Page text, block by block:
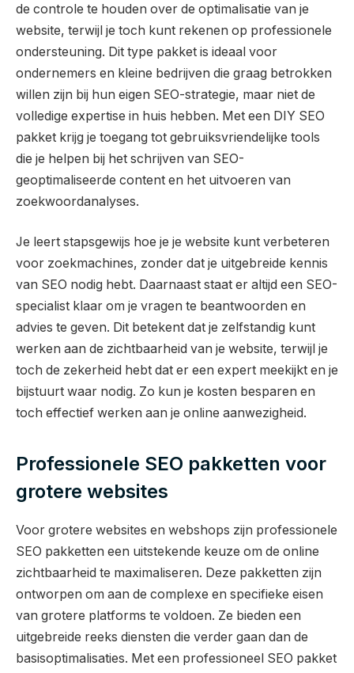
de controle te houden over de optimalisatie van je
website, terwijl je toch kunt rekenen op professionele
ondersteuning. Dit type pakket is ideaal voor
ondernemers en kleine bedrijven die graag betrokken
willen zijn bij hun eigen SEO-strategie, maar niet de
volledige expertise in huis hebben. Met een DIY SEO
pakket krijg je toegang tot gebruiksvriendelijke tools
die je helpen bij het schrijven van SEO-
geoptimaliseerde content en het uitvoeren van
zoekwoordanalyses.
Je leert stapsgewijs hoe je je website kunt verbeteren
voor zoekmachines, zonder dat je uitgebreide kennis
van SEO nodig hebt. Daarnaast staat er altijd een SEO-
specialist klaar om je vragen te beantwoorden en
advies te geven. Dit betekent dat je zelfstandig kunt
werken aan de zichtbaarheid van je website, terwijl je
toch de zekerheid hebt dat er een expert meekijkt en je
bijstuurt waar nodig. Zo kun je kosten besparen en
toch effectief werken aan je online aanwezigheid.
Professionele SEO pakketten voor
grotere websites
Voor grotere websites en webshops zijn professionele
SEO pakketten een uitstekende keuze om de online
zichtbaarheid te maximaliseren. Deze pakketten zijn
ontworpen om aan de complexe en specifieke eisen
van grotere platforms te voldoen. Ze bieden een
uitgebreide reeks diensten die verder gaan dan de
basisoptimalisaties. Met een professioneel SEO pakket